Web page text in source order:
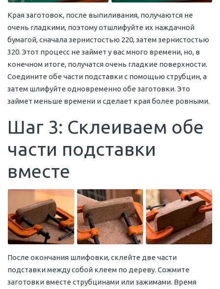
Края заготовок, после выпиливания, получаются не
очень гладкими, поэтому отшлифуйте их наждачной
бумагой, сначала зернистостью 220, затем зернистостью
320. Этот процесс не займет у вас много времени, но, в
конечном итоге, получатся очень гладкие поверхности.
Соедините обе части подставки с помощью струбцин, а
затем шлифуйте одновременно обе заготовки. Это
займет меньше времени и сделает края более ровными.
Шаг 3: Склеиваем обе
части подставки
вместе
После окончания шлифовки, склейте две части
подставки между собой клеем по дереву. Сожмите
заготовки вместе струбцинами или зажимами. Время